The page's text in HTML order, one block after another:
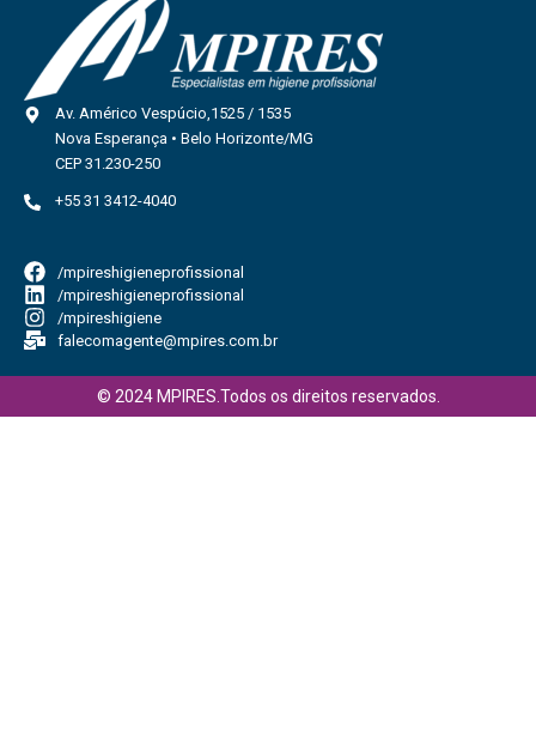
Av. Américo Vespúcio,1525 / 1535
Nova Esperança • Belo Horizonte/MG
CEP 31.230-250
+55 31 3412-4040
/mpireshigieneprofissional
/mpireshigieneprofissional
/mpireshigiene
falecomagente@mpires.com.br
© 2024 MPIRES.Todos os direitos reservados.